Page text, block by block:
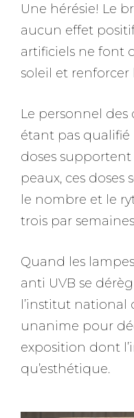
Une hérésie! Le
aucun effet
artificiels ne font
soleil et renforcer
Le personnel des
étant pas qualifié
doses supportent
peaux, ces doses
le nombre et le
trois par
Quand les
anti UVB se
l’institut national
unanime pour
exposition dont
qu’esthétique.